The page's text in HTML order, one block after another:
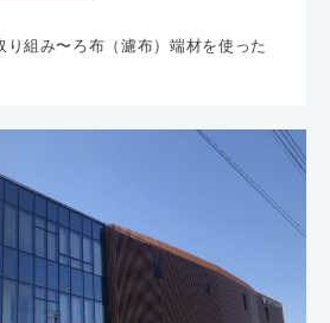
り組み〜ろ布（濾布）端材を使った